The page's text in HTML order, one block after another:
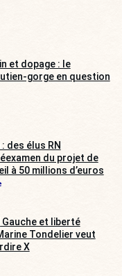
et dopage : le
gorge en question
des élus RN
du projet de
à 50 millions d’euros
Gauche et liberté
Tondelier veut
X